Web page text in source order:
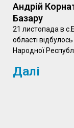
Андрій
Базару
21 листопада в
області
Народної
Далі